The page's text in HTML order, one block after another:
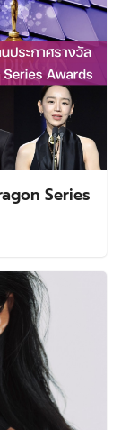
Series